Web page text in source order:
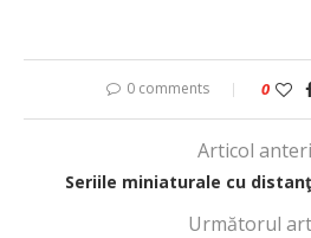
0 comments 0
Articol
Seriile miniaturale cu
Următorul